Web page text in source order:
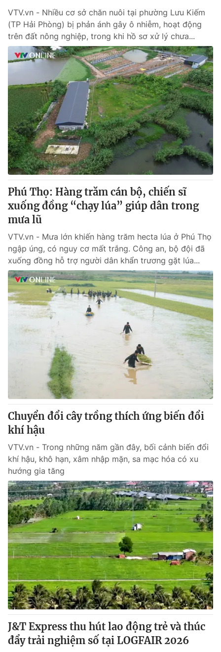
VTV.vn - Nhiều cơ sở chăn nuôi tại phường Lưu Kiếm
(TP Hải Phòng) bị phản ánh gây ô nhiễm, hoạt động
trên đất nông nghiệp, trong khi hồ sơ xử lý chưa...
Phú Thọ: Hàng trăm cán bộ, chiến sĩ
xuống đồng “chạy lúa” giúp dân trong
mưa lũ
VTV.vn - Mưa lớn khiến hàng trăm hecta lúa ở Phú Thọ
ngập úng, có nguy cơ mất trắng. Công an, bộ đội đã
xuống đồng hỗ trợ người dân khẩn trương gặt lúa...
Chuyển đổi cây trồng thích ứng biến đổi
khí hậu
VTV.vn - Trong những năm gần đây, bối cảnh biến đổi
khí hậu, khô hạn, xâm nhập mặn, sa mạc hóa có xu
hướng gia tăng
J&T Express thu hút lao động trẻ và thúc
đẩy trải nghiệm số tại LOGFAIR 2026